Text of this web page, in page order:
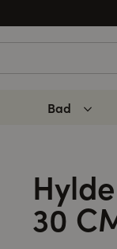
Bad
30